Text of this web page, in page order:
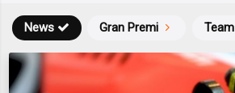
News Gran Premi Team